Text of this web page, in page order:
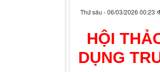
Thứ sáu - 06/03/2026 00:23
HỘI
DỤNG